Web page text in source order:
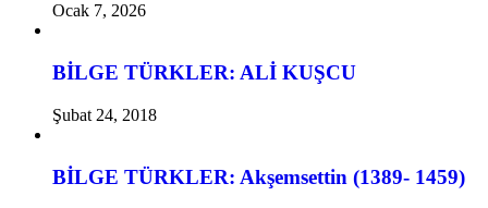
Ocak 7, 2026
BİLGE TÜRKLER: ALİ KUŞCU
Şubat 24, 2018
BİLGE TÜRKLER: Akşemsettin (1389- 1459)